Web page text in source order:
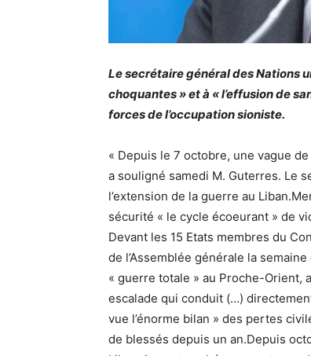
Le secrétaire général des Nations
choquantes » et à « l’effusion de
forces de l’occupation sioniste.
« Depuis le 7 octobre, une vague
a souligné samedi M. Guterres. Le
l’extension de la guerre au
sécurité « le cycle écoeurant » de
Devant les 15 Etats membres du
de l’Assemblée générale la
« guerre totale » au Proche-Orient,
escalade qui conduit (…)
vue l’énorme bilan » des pertes
de blessés depuis un an.Depuis